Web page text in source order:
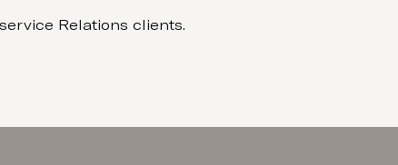
Relations clients.